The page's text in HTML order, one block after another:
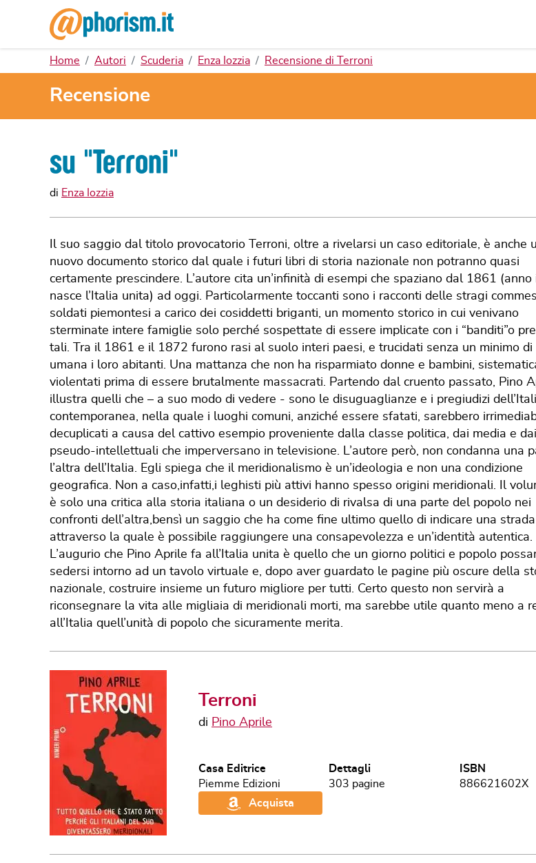
Home Autori Scuderia Enza Iozzia Recensione di Terroni
Recensione
su "Terroni"
di Enza Iozzia
Il suo saggio dal titolo provocatorio Terroni, oltre a rivelarsi un caso editoriale, è anche
nuovo documento storico dal quale i futuri libri di storia nazionale non potranno quasi
certamente prescindere. L’autore cita un’infinità di esempi che spaziano dal 1861 (anno
nasce l’Italia unita) ad oggi. Particolarmente toccanti sono i racconti delle stragi
soldati piemontesi a carico dei cosiddetti briganti, un momento storico in cui venivano
sterminate intere famiglie solo perché sospettate di essere implicate con i “banditi”o
tali. Tra il 1861 e il 1872 furono rasi al suolo interi paesi, e trucidati senza un minimo di
umana i loro abitanti. Una mattanza che non ha risparmiato donne e bambini,
violentati prima di essere brutalmente massacrati. Partendo dal cruento passato, Pino
illustra quelli che – a suo modo di vedere - sono le disuguaglianze e i pregiudizi
contemporanea, nella quale i luoghi comuni, anziché essere sfatati, sarebbero
decuplicati a causa del cattivo esempio proveniente dalla classe politica, dai media e
pseudo-intellettuali che imperversano in televisione. L’autore però, non condanna una
l’altra dell’Italia. Egli spiega che il meridionalismo è un’ideologia e non una condizione
geografica. Non a caso,infatti,i leghisti più attivi hanno spesso origini meridionali. Il
è solo una critica alla storia italiana o un desiderio di rivalsa di una parte del popolo nei
confronti dell’altra,bensì un saggio che ha come fine ultimo quello di indicare una strada
attraverso la quale è possibile raggiungere una consapevolezza e un’identità autentica.
L’augurio che Pino Aprile fa all’Italia unita è quello che un giorno politici e popolo
sedersi intorno ad un tavolo virtuale e, dopo aver guardato le pagine più oscure della
nazionale, costruire insieme un futuro migliore per tutti. Certo questo non servirà a
riconsegnare la vita alle migliaia di meridionali morti, ma sarebbe utile quanto meno a
all’Italia quell’unità di popolo che sicuramente merita.
Terroni
di Pino Aprile
Casa Editrice
Piemme Edizioni
Dettagli
303 pagine
ISBN
886621602X
Acquista